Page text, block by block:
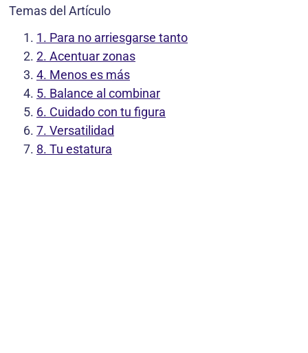
Temas del Artículo
1. Para no arriesgarse tanto
2. Acentuar zonas
4. Menos es más
5. Balance al combinar
6. Cuidado con tu figura
7. Versatilidad
8. Tu estatura